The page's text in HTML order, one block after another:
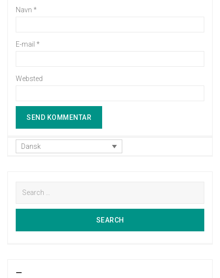
Navn *
E-mail *
Websted
Dansk
Search
SEARCH
—